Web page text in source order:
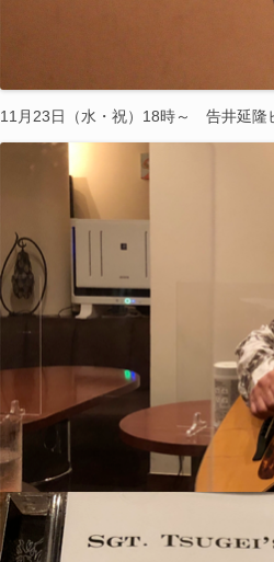
11月23日（水・祝）18時～ 告井延隆